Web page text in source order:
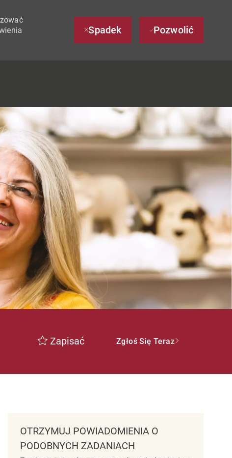
Spadek Pozwolić
Zapisać Zgłoś Się Teraz
OTRZYMUJ POWIADOMIENIA O
PODOBNYCH ZADANIACH